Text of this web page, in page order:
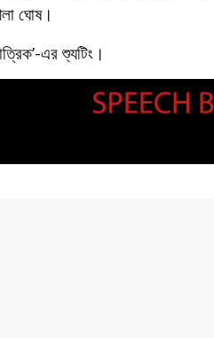
ঘোষ।
এর শ্যুটিং।